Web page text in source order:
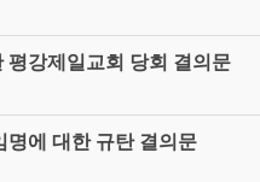
평강제일교회 당회 결의문
명에 대한 규탄 결의문